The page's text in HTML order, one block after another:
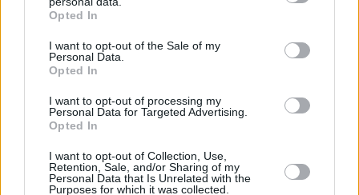
grant or deny consent to Google and its third-party tags to
use your data for below specified purposes in below Google
consent section.
Opted In
I want to opt-out of the Sale of my
Personal Data.
Opted In
I want to opt-out of processing my
Personal Data for Targeted Advertising.
Opted In
I want to opt-out of Collection, Use,
Retention, Sale, and/or Sharing of my
Personal Data that Is Unrelated with the
Purposes for which it was collected.